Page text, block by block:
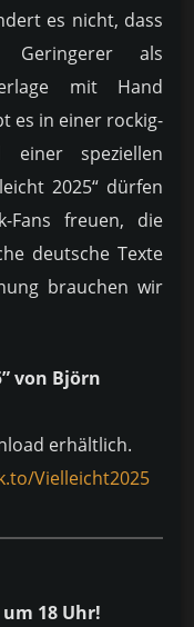
es nicht, dass
als
mit Hand
es in einer rockig-
einer speziellen
2025“ dürfen
Fans freuen, die
deutsche Texte
brauchen wir
von Björn
erhältlich.
Vielleicht2025
um 18 Uhr!